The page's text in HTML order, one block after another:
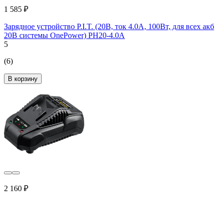
1 585 ₽
Зарядное устройство P.I.T. (20В, ток 4.0А, 100Вт, для всех акб
20В системы OnePower) PH20-4.0A
5
(6)
В корзину
2 160 ₽